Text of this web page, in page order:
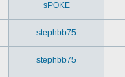
sPOKE
stephbb75
stephbb75